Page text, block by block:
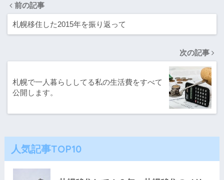
前の記事
札幌移住した2015年を振り返って
次の記事
札幌で一人暮らししてる私の生活費をすべて
公開します。
人気記事TOP10